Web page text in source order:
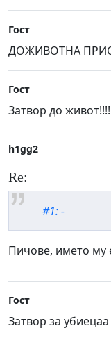
Гост
ДОЖИВОТНА
Гост
Затвор до
h1gg2
Re:
#1: -
Пичове, името
Гост
Затвор за убиецаа